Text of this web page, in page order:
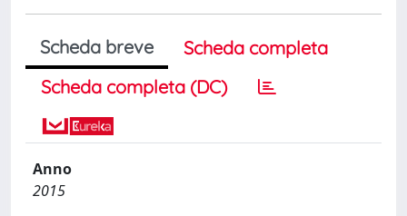
Scheda breve
Scheda completa
Scheda completa (DC)
Anno
2015